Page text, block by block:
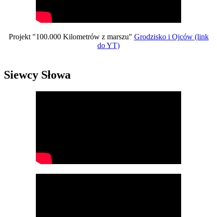
Projekt "100.000 Kilometrów z marszu" Grodzisko i Ojców (link
do YT)
Siewcy Słowa